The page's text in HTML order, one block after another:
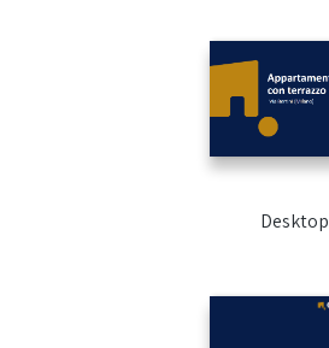
Desktop